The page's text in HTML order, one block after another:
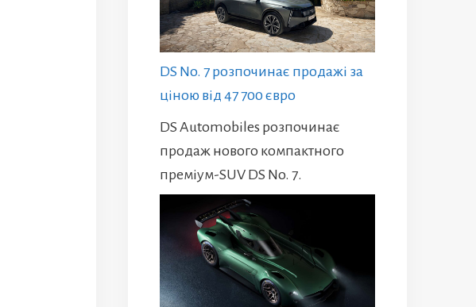
DS No. 7 розпочинає продажі за
ціною від 47 700 євро
DS Automobiles розпочинає
продаж нового компактного
преміум-SUV DS No. 7.